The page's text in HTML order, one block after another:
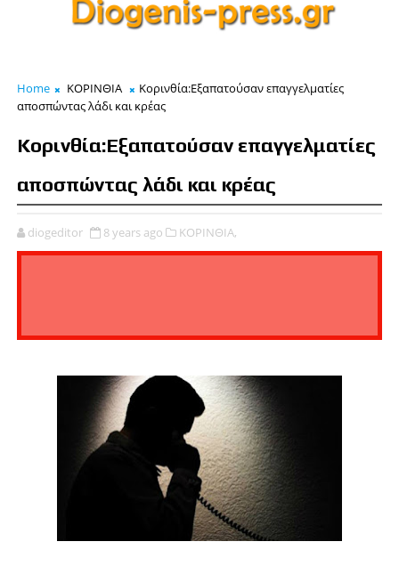
Home ΚΟΡΙΝΘΙΑ
Κορινθία:Εξαπατούσαν επαγγελματίες
αποσπώντας λάδι και κρέας
Κορινθία:Εξαπατούσαν επαγγελματίες
αποσπώντας λάδι και κρέας
diogeditor 8 years ago ΚΟΡΙΝΘΙΑ,